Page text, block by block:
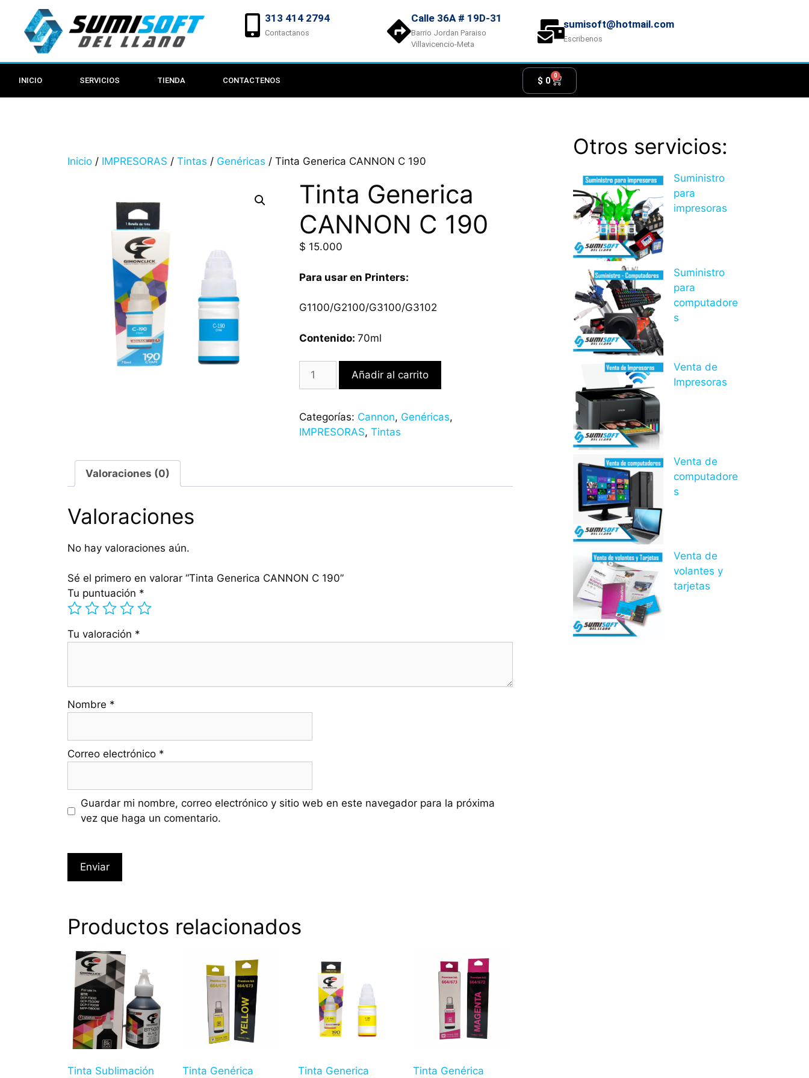
313 414 2794
Contactanos
Calle 36A # 19D-31
Barrio Jordan Paraiso
Villavicencio-Meta
sumisoft@hotmail.com
Escribenos
INICIO SERVICIOS TIENDA CONTACTENOS $ 0 0
Inicio / IMPRESORAS / Tintas / Genéricas / Tinta Generica CANNON C 190
Tinta Generica
CANNON C 190
$ 15.000
Para usar en Printers:
G1100/G2100/G3100/G3102
Contenido: 70ml
Añadir al carrito
Categorías: Cannon, Genéricas,
IMPRESORAS, Tintas
Valoraciones (0)
Valoraciones
No hay valoraciones aún.
Sé el primero en valorar “Tinta Generica CANNON C 190”
Tu puntuación *
Tu valoración *
Nombre *
Correo electrónico *
Guardar mi nombre, correo electrónico y sitio web en este navegador para la próxima
vez que haga un comentario.
Productos relacionados
Tinta Sublimación
Tinta Genérica
Tinta Generica
Tinta Genérica
Otros servicios:
Suministro
para
impresoras
Suministro
para
computadore
s
Venta de
Impresoras
Venta de
computadore
s
Venta de
volantes y
tarjetas